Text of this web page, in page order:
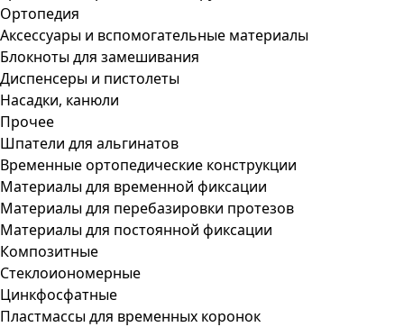
Ортопедия
Аксессуары и вспомогательные материалы
Блокноты для замешивания
Диспенсеры и пистолеты
Насадки, канюли
Прочее
Шпатели для альгинатов
Временные ортопедические конструкции
Материалы для временной фиксации
Материалы для перебазировки протезов
Материалы для постоянной фиксации
Композитные
Стеклоиономерные
Цинкфосфатные
Пластмассы для временных коронок